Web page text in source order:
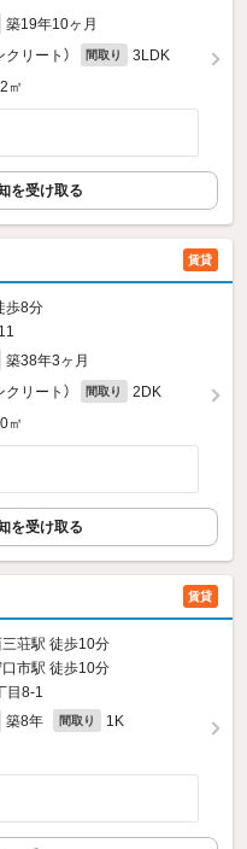
築19年10ヶ月
クリート） 間取り 3LDK
㎡
を受け取る
賃貸
歩8分
築38年3ヶ月
クリート） 間取り 2DK
㎡
を受け取る
賃貸
荘駅 徒歩10分
市駅 徒歩10分
目8-1
築8年 間取り 1K